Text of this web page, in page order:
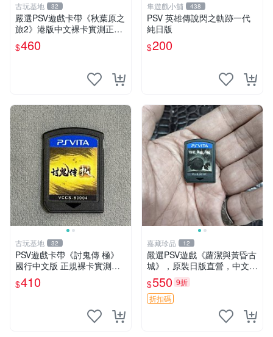
古玩基地 32
嚴選PSV遊戲卡帶《秋葉原之
旅2》港版中文裸卡實測正
常，專機遊戲只可在SONY P
SV上運行 卡帶 psv 港版
$460
隼遊戲小舖 438
PSV 英雄傳說閃之軌跡一代
純日版
$200
古玩基地 32
PSV遊戲卡帶《討鬼傳 極》
國行中文版 正規裸卡實測無
誤 索尼官方認證 減價促銷 訂
購越早越劃算 討鬼傳 極 PSV
$410
嘉藏珍品 12
嚴選PSV遊戲《蘿潔與黃昏古
城》，原裝日版直營，中文簡
體字顯示 蘿潔 黃昏 古城
$550 9折
折扣碼